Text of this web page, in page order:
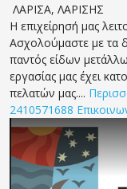
ΛΑΡΙΣΑ, ΛΑΡΙΣΗΣ
Η επιχείρησή μας
Ασχολούμαστε με τα
παντός είδων
εργασίας μας έχει
πελατών μας....
2410571688